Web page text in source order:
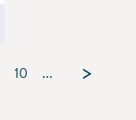
10
...